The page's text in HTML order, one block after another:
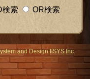
検索
OR検索
and Design:IISYS Inc.